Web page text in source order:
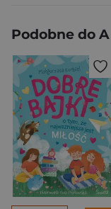
Podobne do